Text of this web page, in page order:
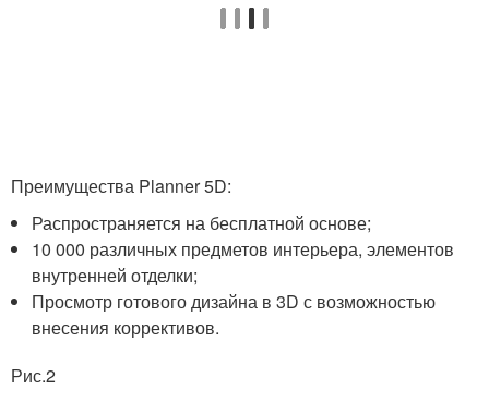
Преимущества Planner 5D:
Распространяется на бесплатной основе;
10 000 различных предметов интерьера, элементов
внутренней отделки;
Просмотр готового дизайна в 3D с возможностью
внесения коррективов.
Рис.2